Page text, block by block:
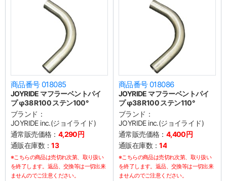
商品番号 018085
JOYRIDE マフラーベントパイ
プ φ38 R100 ステン100°
ブランド：
JOYRIDE inc.(ジョイライド)
通常販売価格： 4,290円
通販在庫数：13
※こちらの商品は売切れ次第、取り扱い
を終了します。返品、交換等は一切出来
ませんのでご注意ください。
商品番号 018086
JOYRIDE マフラーベントパイ
プ φ38 R100 ステン110°
ブランド：
JOYRIDE inc.(ジョイライド)
通常販売価格： 4,400円
通販在庫数：14
※こちらの商品は売切れ次第、取り扱い
を終了します。返品、交換等は一切出来
ませんのでご注意ください。